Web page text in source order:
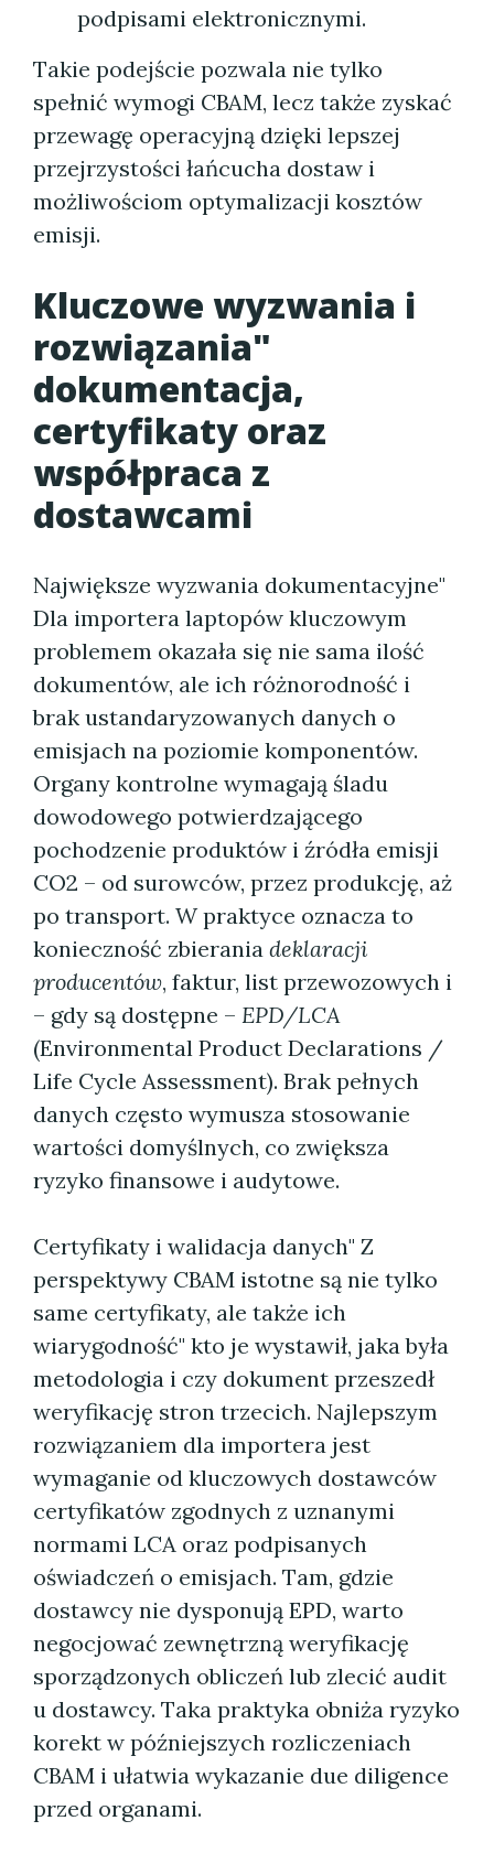
podpisami elektronicznymi.
Takie podejście pozwala nie tylko
spełnić wymogi CBAM, lecz także zyskać
przewagę operacyjną dzięki lepszej
przejrzystości łańcucha dostaw i
możliwościom optymalizacji kosztów
emisji.
Kluczowe wyzwania i
rozwiązania"
dokumentacja,
certyfikaty oraz
współpraca z
dostawcami
Największe wyzwania dokumentacyjne"
Dla importera laptopów kluczowym
problemem okazała się nie sama ilość
dokumentów, ale ich różnorodność i
brak ustandaryzowanych danych o
emisjach na poziomie komponentów.
Organy kontrolne wymagają śladu
dowodowego potwierdzającego
pochodzenie produktów i źródła emisji
CO2 – od surowców, przez produkcję, aż
po transport. W praktyce oznacza to
konieczność zbierania deklaracji
producentów, faktur, list przewozowych i
– gdy są dostępne – EPD/LCA
(Environmental Product Declarations /
Life Cycle Assessment). Brak pełnych
danych często wymusza stosowanie
wartości domyślnych, co zwiększa
ryzyko finansowe i audytowe.
Certyfikaty i walidacja danych" Z
perspektywy CBAM istotne są nie tylko
same certyfikaty, ale także ich
wiarygodność" kto je wystawił, jaka była
metodologia i czy dokument przeszedł
weryfikację stron trzecich. Najlepszym
rozwiązaniem dla importera jest
wymaganie od kluczowych dostawców
certyfikatów zgodnych z uznanymi
normami LCA oraz podpisanych
oświadczeń o emisjach. Tam, gdzie
dostawcy nie dysponują EPD, warto
negocjować zewnętrzną weryfikację
sporządzonych obliczeń lub zlecić audit
u dostawcy. Taka praktyka obniża ryzyko
korekt w późniejszych rozliczeniach
CBAM i ułatwia wykazanie due diligence
przed organami.